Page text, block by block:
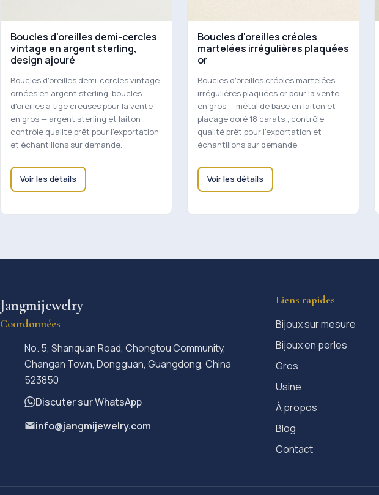
Boucles d'oreilles demi-cercles
vintage en argent sterling,
design ajouré
Boucles d'oreilles demi-cercles vintage
ornées en argent sterling, boucles
d'oreilles à tige creuses pour la vente
en gros — argent sterling et laiton ;
contrôle qualité prêt pour l'exportation
et échantillons sur demande.
Voir les détails
Boucles d'oreilles créoles
martelées irrégulières plaquées
or
Boucles d'oreilles créoles martelées
irrégulières plaquées or pour la vente
en gros — métal de base en laiton et
placage doré 18 carats ; contrôle
qualité prêt pour l'exportation et
échantillons sur demande.
Voir les détails
Jangmijewelry
Coordonnées
No. 5, Shanquan Road, Chongtou Community,
Changan Town, Dongguan, Guangdong, China
523850
Discuter sur WhatsApp
info@jangmijewelry.com
Liens rapides
Bijoux sur mesure
Bijoux en perles
Gros
Usine
À propos
Blog
Contact